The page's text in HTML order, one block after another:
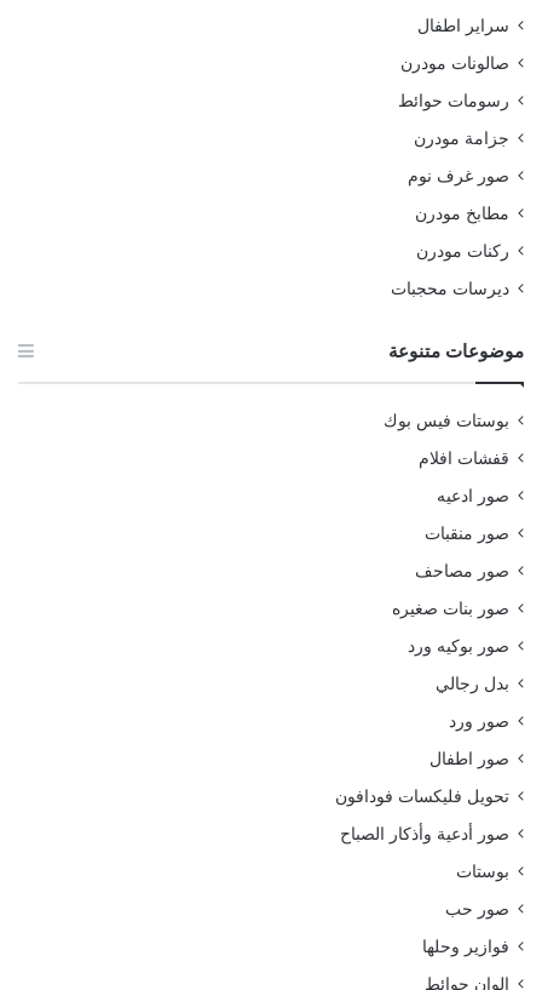
سراير اطفال
صالونات مودرن
رسومات حوائط
جزامة مودرن
صور غرف نوم
مطابخ مودرن
ركنات مودرن
ديرسات محجبات
موضوعات متنوعة
بوستات فيس بوك
قفشات افلام
صور ادعيه
صور منقبات
صور مصاحف
صور بنات صغيره
صور بوكيه ورد
بدل رجالي
صور ورد
صور اطفال
تحويل فليكسات فودافون
صور أدعية وأذكار الصباح
بوستات
صور حب
فوازير وحلها
الوان حوائط